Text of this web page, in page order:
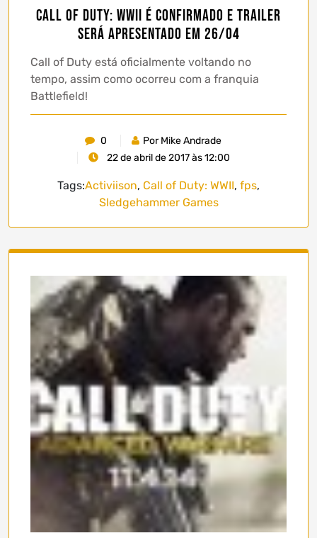
Call of Duty: WWII é confirmado e trailer
será apresentado em 26/04
Call of Duty está oficialmente voltando no
tempo, assim como ocorreu com a franquia
Battlefield!
0
Por Mike Andrade
22 de abril de 2017 às 12:00
Tags:Activiison, Call of Duty: WWII, fps,
Sledgehammer Games